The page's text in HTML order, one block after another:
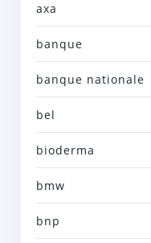
axa
banque
banque nationale
bel
bioderma
bmw
bnp